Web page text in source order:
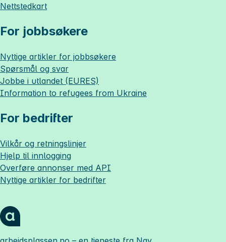
Nettstedkart
For jobbsøkere
Nyttige artikler for jobbsøkere
Spørsmål og svar
Jobbe i utlandet (EURES)
Information to refugees from Ukraine
For bedrifter
Vilkår og retningslinjer
Hjelp til innlogging
Overføre annonser med API
Nyttige artikler for bedrifter